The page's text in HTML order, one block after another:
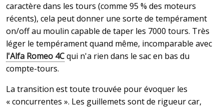
caractère dans les tours (comme 95 % des moteurs
récents), cela peut donner une sorte de tempérament
on/off au moulin capable de taper les 7000 tours. Très
léger le tempérament quand même, incomparable avec
l'Alfa Romeo 4Cqui n'a rien dans le sac en bas du
compte-tours.
La transition est toute trouvée pour évoquer les
« concurrentes ». Les guillemets sont de rigueur car,